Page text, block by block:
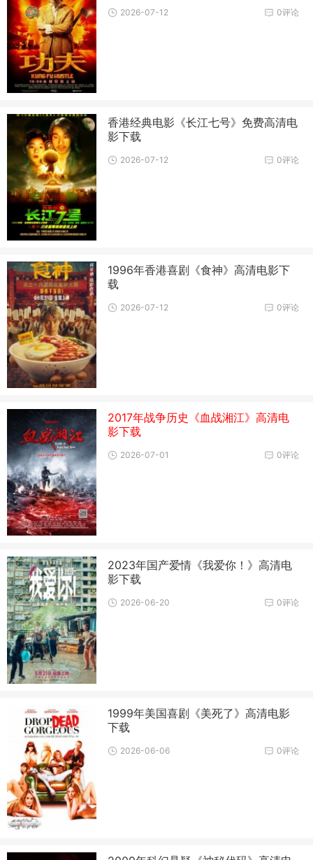
0评论
2026-07-12
香港经典电影《长江七号》免费高清电
影下载
0评论
2026-07-12
1996年香港喜剧《食神》高清电影下
载
0评论
2026-07-12
2017年战争历史《血战湘江》高清电
影下载
0评论
2026-07-01
2023年国产爱情《我爱你！》高清电
影下载
0评论
2026-06-20
1999年美国喜剧《美死了》高清电影
下载
0评论
2026-06-06